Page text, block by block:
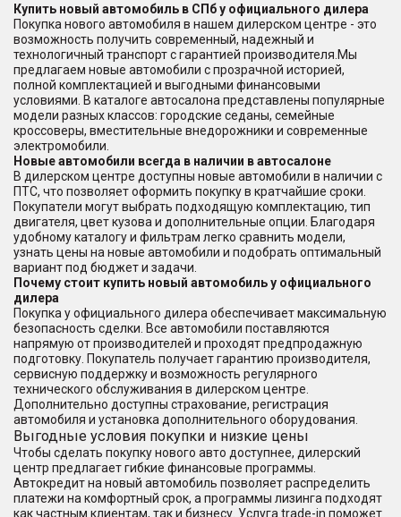
Купить новый автомобиль в СПб у официального дилера
Покупка нового автомобиля в нашем дилерском центре - это
возможность получить современный, надежный и
технологичный транспорт с гарантией производителя.Мы
предлагаем новые автомобили с прозрачной историей,
полной комплектацией и выгодными финансовыми
условиями. В каталоге автосалона представлены популярные
модели разных классов: городские седаны, семейные
кроссоверы, вместительные внедорожники и современные
электромобили.
Новые автомобили всегда в наличии в автосалоне
В дилерском центре доступны новые автомобили в наличии с
ПТС, что позволяет оформить покупку в кратчайшие сроки.
Покупатели могут выбрать подходящую комплектацию, тип
двигателя, цвет кузова и дополнительные опции. Благодаря
удобному каталогу и фильтрам легко сравнить модели,
узнать цены на новые автомобили и подобрать оптимальный
вариант под бюджет и задачи.
Почему стоит купить новый автомобиль у официального
дилера
Покупка у официального дилера обеспечивает максимальную
безопасность сделки. Все автомобили поставляются
напрямую от производителей и проходят предпродажную
подготовку. Покупатель получает гарантию производителя,
сервисную поддержку и возможность регулярного
технического обслуживания в дилерском центре.
Дополнительно доступны страхование, регистрация
автомобиля и установка дополнительного оборудования.
Выгодные условия покупки и низкие цены
Чтобы сделать покупку нового авто доступнее, дилерский
центр предлагает гибкие финансовые программы.
Автокредит на новый автомобиль позволяет распределить
платежи на комфортный срок, а программы лизинга подходят
как частным клиентам, так и бизнесу. Услуга trade-in поможет